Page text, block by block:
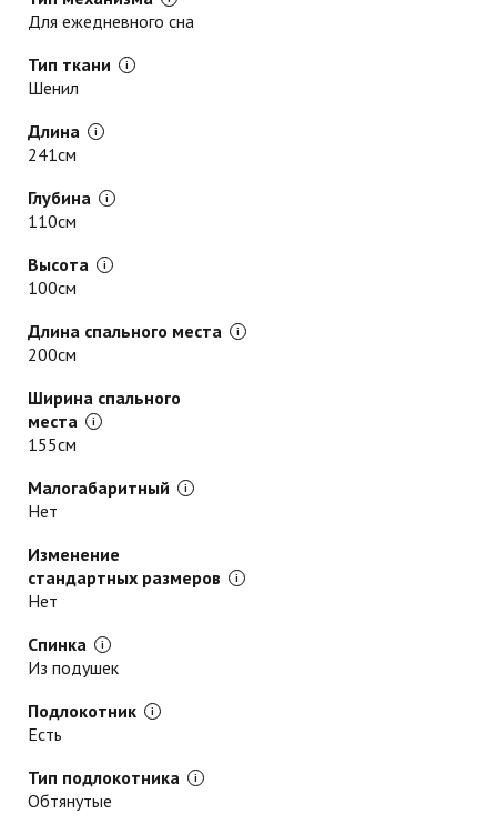
Для ежедневного сна
Тип ткани
Шенил
Длина
241см
Глубина
110см
Высота
100см
Длина спального места
200см
Ширина спального
места
155см
Малогабаритный
Нет
Изменение
стандартных размеров
Нет
Спинка
Из подушек
Подлокотник
Есть
Тип подлокотника
Обтянутые